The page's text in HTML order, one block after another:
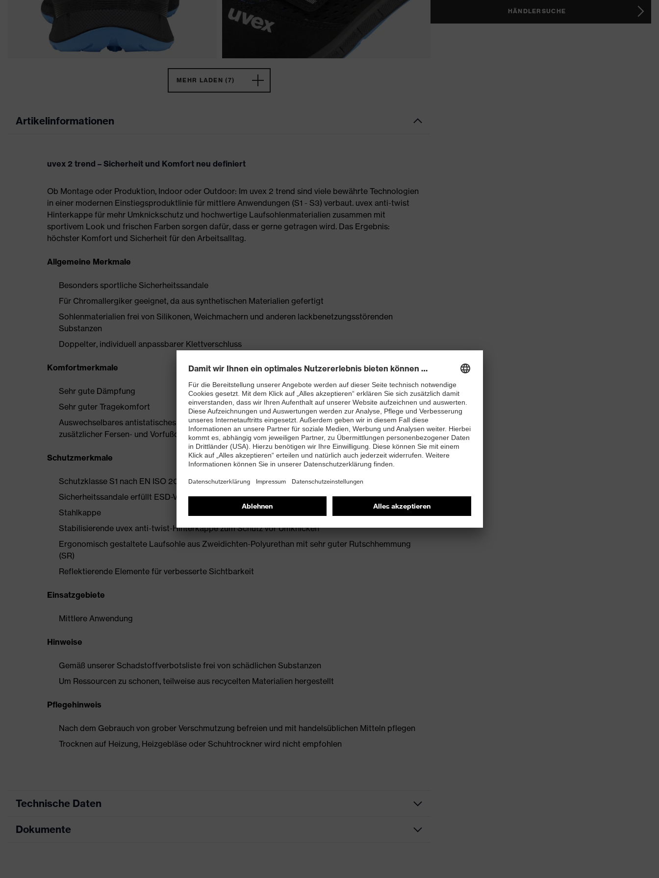
MEHR LADEN (7)
Artikelinformationen
uvex 2 trend – Sicherheit und Komfort neu definiert
Ob Montage oder Produktion, Indoor oder Outdoor: Im uvex 2 trend sind viele bewährte Technologien
in einer modernen Einstiegsproduktlinie für mittlere Anwendungen (S1 - S3) verbaut. uvex anti-twist
Hinterkappe für mehr Umknickschutz und hochwertige Laufsohlenmaterialien zusammen mit
sportivem Look und frischen Farben sorgen dafür, dass er gerne getragen wird. Das Ergebnis:
höchster Komfort und Sicherheit für den Arbeitsalltag.
Allgemeine Merkmale
Besonders sportliche Sicherheitssandale
Für Chromallergiker geeignet, da aus synthetischen Materialien gefertigt
Sohlenmaterialien frei von Silikonen, Weichmachern und anderen lackbenetzungsstörenden
Substanzen
Doppelter, individuell anpassbarer Klettverschluss
Komfortmerkmale
Sehr gute Dämpfung
Sehr guter Tragekomfort
Auswechselbares antistatisches Komfortfußbett mit Feuchtigkeitstransportsystem und
zusätzlicher Fersen- und Vorfußdämpfung
Schutzmerkmale
Schutzklasse S1 nach EN ISO 20345:2022 + A1:2024
Sicherheitssandale erfüllt ESD-Vorgaben mit Ableitwiderstand kleiner 100 Megaohm
Stahlkappe
Stabilisierende uvex anti-twist-Hinterkappe zum Schutz vor Umknicken
Ergonomisch gestaltete Laufsohle aus Zweidichten-Polyurethan mit sehr guter Rutschhemmung
(SR)
Reflektierende Elemente für verbesserte Sichtbarkeit
Einsatzgebiete
Mittlere Anwendung
Hinweise
Gemäß unserer Schadstoffverbotsliste frei von schädlichen Substanzen
Um Ressourcen zu schonen, teilweise aus recycelten Materialien hergestellt
Pflegehinweis
Nach dem Gebrauch von grober Verschmutzung befreien und mit handelsüblichen Mitteln pflegen
Trocknen auf Heizung, Heizgebläse oder Schuhtrockner wird nicht empfohlen
Technische Daten
Produktart
Dokumente
HÄNDLERSUCHE